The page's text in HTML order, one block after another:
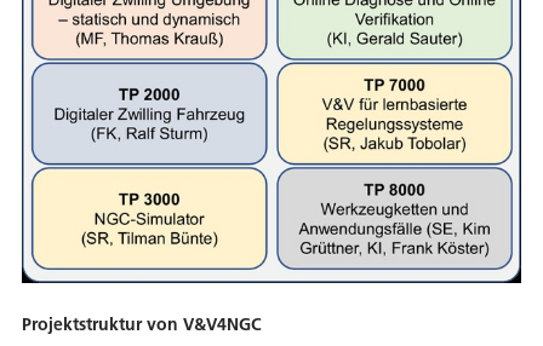
Projektstruktur von V&V4NGC